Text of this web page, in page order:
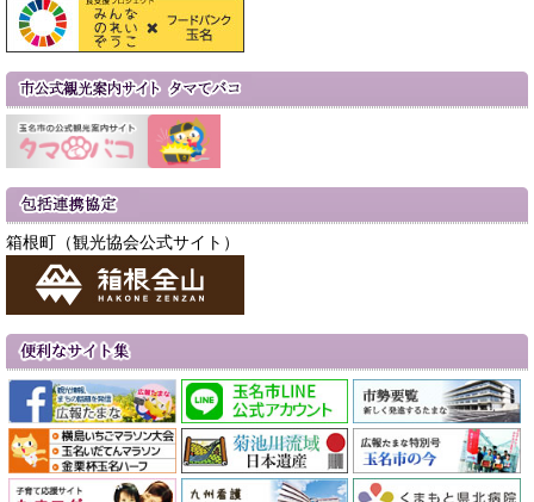
箱根町（観光協会公式サイト）